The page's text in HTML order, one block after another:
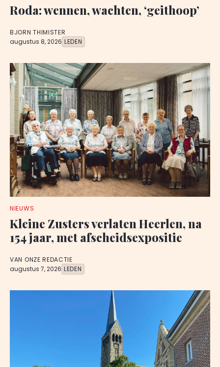
Roda: wennen, wachten, ‘geithoop’
BJORN THIMISTER
augustus 8, 2026 LEDEN
NIEUWS
Kleine Zusters verlaten Heerlen, na
154 jaar, met afscheidsexpositie
VAN ONZE REDACTIE
augustus 7, 2026 LEDEN